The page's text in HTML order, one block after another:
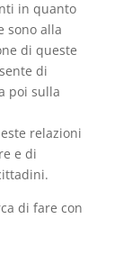
in quanto
sono alla
di queste
di
poi sulla
relazioni
e di
di fare con